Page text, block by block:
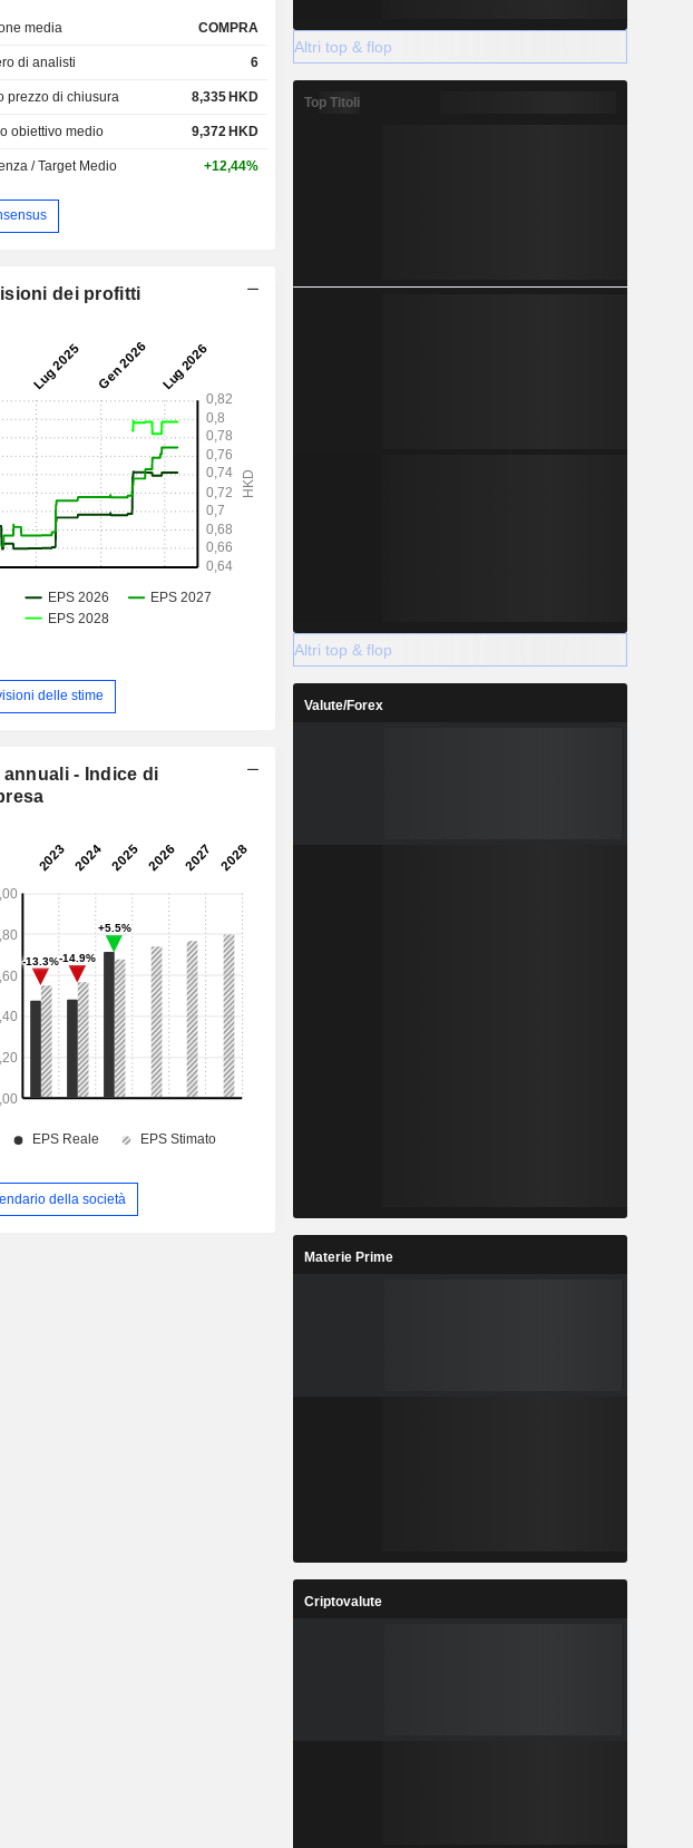
media COMPRA
di analisti 6
prezzo di chiusura 8,335HKD
obiettivo medio 9,372 HKD
/ Target Medio +12,44%
dei profitti
delle stime
annuali - Indice di
della società
Altri top & flop
Top Titoli
Altri top & flop
Valute/Forex
Materie Prime
Criptovalute